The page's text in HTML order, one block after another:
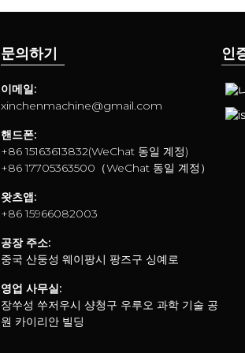
문의하기
이메일:
xinchenmachine@gmail.com
핸드폰:
+86 15163613832(WeChat 동일 계정)
+86 17705363500（WeChat 동일 계정）
왓츠앱:
+86 15966082003
공장 주소:
중국 산둥성 웨이팡시 팡즈구 싱예로
영업 사무실:
장쑤성 쑤저우시 샹청구 우루오 과학 기술 공
원 카이리안 빌딩
인